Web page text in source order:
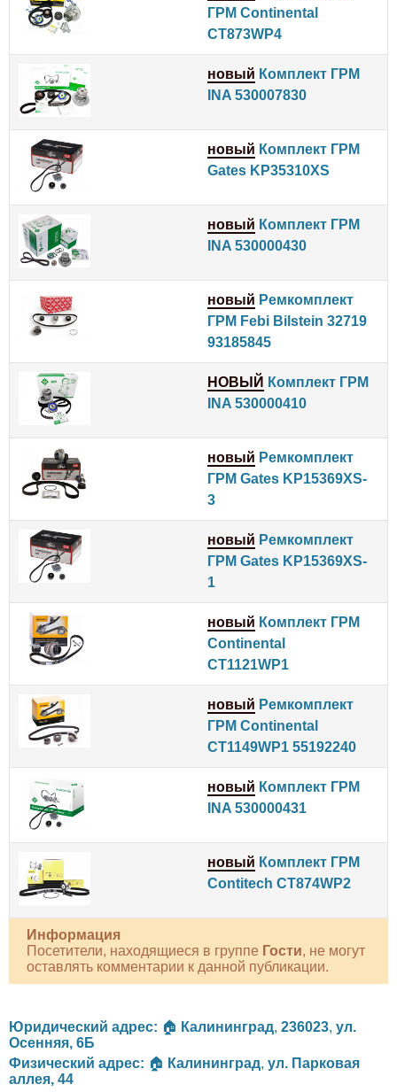
ГРМ Continental
CT873WP4
новый Комплект ГРМ
INA 530007830
новый Комплект ГРМ
Gates KP35310XS
новый Комплект ГРМ
INA 530000430
новый Ремкомплект
ГРМ Febi Bilstein 32719
93185845
НОВЫЙ Комплект ГРМ
INA 530000410
новый Ремкомплект
ГРМ Gates KP15369XS-
3
новый Ремкомплект
ГРМ Gates KP15369XS-
1
новый Комплект ГРМ
Continental
CT1121WP1
новый Ремкомплект
ГРМ Continental
CT1149WP1 55192240
новый Комплект ГРМ
INA 530000431
новый Комплект ГРМ
Contitech CT874WP2
Информация
Посетители, находящиеся в группе Гости, не могут
оставлять комментарии к данной публикации.
Юридический адрес: 🏠 Калининград, 236023, ул.
Осенняя, 6Б
Физический адрес: 🏠 Калининград, ул. Парковая
аллея, 44